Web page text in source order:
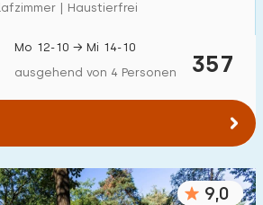
| Haustierfrei
357
Mo 12-10 → Mi 14-10
ausgehend von 4 Personen
9,0